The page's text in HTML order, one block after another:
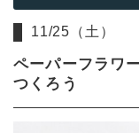
11/25（土）
ペーパーフラワ
つくろう